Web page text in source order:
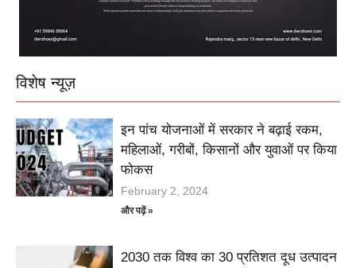
विशेष न्यूज़
इन पांच योजनाओं में सरकार ने बढ़ाई रकम,
महिलाओं, गरीबों, किसानों और युवाओं पर किया
फोकस
February 2, 2024
और पढ़ें »
2030 तक विश्व का 30 प्रतिशत दूध उत्पादन